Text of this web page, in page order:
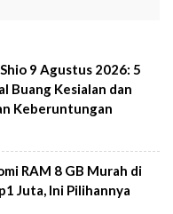
9 Agustus 2026: 5
Buang Kesialan dan
Keberuntungan
RAM 8 GB Murah di
Juta, Ini Pilihannya